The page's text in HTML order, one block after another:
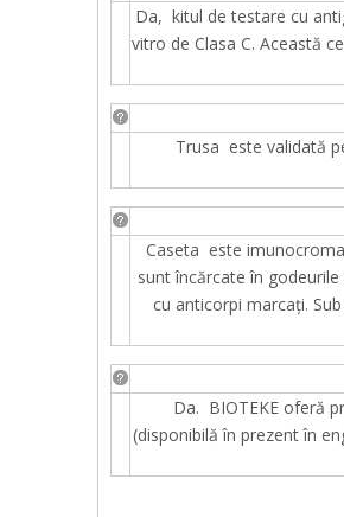
Da, kitul de testare cu
vitro de Clasa C. Această
Trusa este validată
Caseta este
sunt încărcate în
cu anticorpi marcați.
Da. BIOTEKE oferă
(disponibilă în prezent în